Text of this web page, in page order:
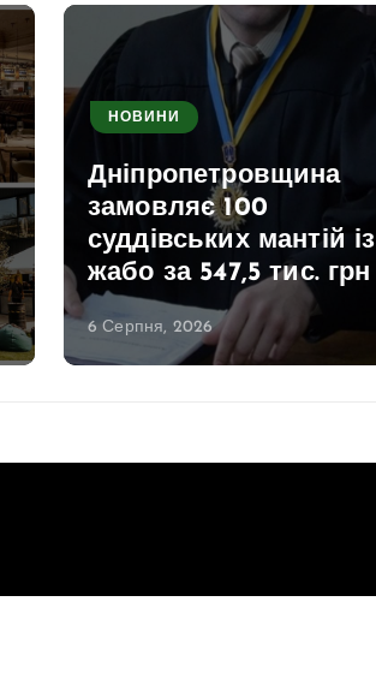
НОВИНИ
Дніпропетровщина
замовляє 100
суддівських мантій із
жабо за 547,5 тис. грн
6 Серпня, 2026